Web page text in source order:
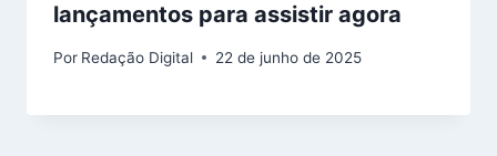
lançamentos para assistir agora
Por Redação Digital 22 de junho de 2025